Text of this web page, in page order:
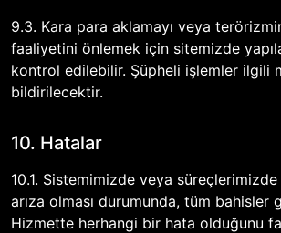
9.3. Kara para aklamayı veya
faaliyetini önlemek için sitemizde
kontrol edilebilir. Şüpheli işlemler ilgili
bildirilecektir.
10. Hatalar
10.1. Sistemimizde veya
arıza olması durumunda, tüm bahisler
Hizmette herhangi bir hata olduğunu